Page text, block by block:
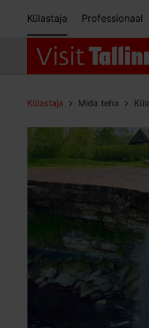
Külastaja Professionaal
Külastaja Mida teha